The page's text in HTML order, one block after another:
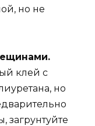
но не
клей с
но
загрунтуйте